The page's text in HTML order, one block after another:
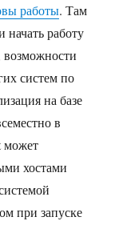
работы. Там
начать работу
систем по
на базе
в
может
хостами
при запуске